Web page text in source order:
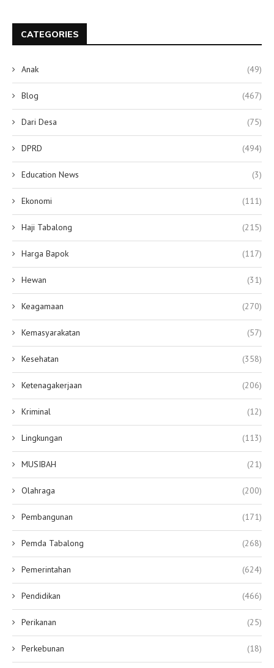
CATEGORIES
Anak (49)
Blog (467)
Dari Desa (75)
DPRD (494)
Education News (3)
Ekonomi (111)
Haji Tabalong (215)
Harga Bapok (117)
Hewan (31)
Keagamaan (270)
Kemasyarakatan (57)
Kesehatan (358)
Ketenagakerjaan (206)
Kriminal (12)
Lingkungan (113)
MUSIBAH (21)
Olahraga (200)
Pembangunan (171)
Pemda Tabalong (268)
Pemerintahan (624)
Pendidikan (466)
Perikanan (25)
Perkebunan (18)